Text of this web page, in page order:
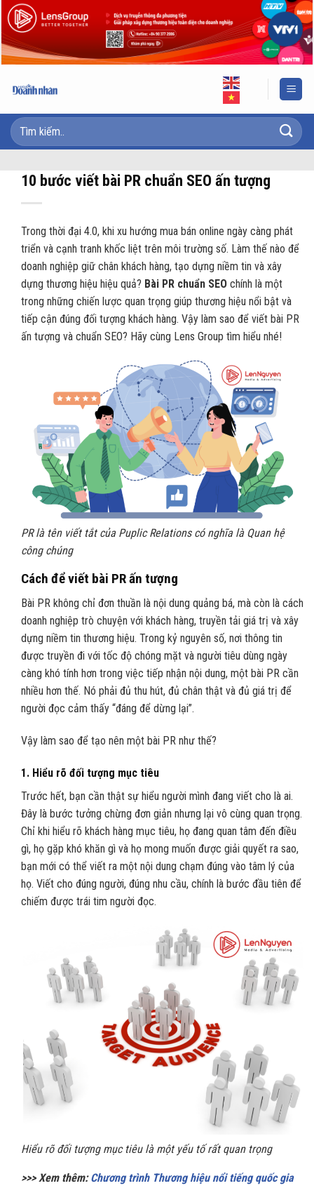
Skip
to
content
10 bước viết bài PR chuẩn SEO ấn tượng
Trong thời đại 4.0, khi xu hướng mua bán online ngày càng phát
triển và cạnh tranh khốc liệt trên môi trường số. Làm thế nào để
doanh nghiệp giữ chân khách hàng, tạo dựng niềm tin và xây
dựng thương hiệu hiệu quả? Bài PR chuẩn SEO chính là một
trong những chiến lược quan trọng giúp thương hiệu nổi bật và
tiếp cận đúng đối tượng khách hàng. Vậy làm sao để viết bài PR
ấn tượng và chuẩn SEO? Hãy cùng Lens Group tìm hiểu nhé!
PR là tên viết tắt của Puplic Relations có nghĩa là Quan hệ
công chúng
Cách để viết bài PR ấn tượng
Bài PR không chỉ đơn thuần là nội dung quảng bá, mà còn là cách
doanh nghiệp trò chuyện với khách hàng, truyền tải giá trị và xây
dựng niềm tin thương hiệu. Trong kỷ nguyên số, nơi thông tin
được truyền đi với tốc độ chóng mặt và người tiêu dùng ngày
càng khó tính hơn trong việc tiếp nhận nội dung, một bài PR cần
nhiều hơn thế. Nó phải đủ thu hút, đủ chân thật và đủ giá trị để
người đọc cảm thấy “đáng để dừng lại”.
Vậy làm sao để tạo nên một bài PR như thế?
1. Hiểu rõ đối tượng mục tiêu
Trước hết, bạn cần thật sự hiểu người mình đang viết cho là ai.
Đây là bước tưởng chừng đơn giản nhưng lại vô cùng quan trọng.
Chỉ khi hiểu rõ khách hàng mục tiêu, họ đang quan tâm đến điều
gì, họ gặp khó khăn gì và họ mong muốn được giải quyết ra sao,
bạn mới có thể viết ra một nội dung chạm đúng vào tâm lý của
họ. Viết cho đúng người, đúng nhu cầu, chính là bước đầu tiên để
chiếm được trái tim người đọc.
Hiểu rõ đối tượng mục tiêu là một yếu tố rất quan trọng
>>> Xem thêm: Chương trình Thương hiệu nổi tiếng quốc gia